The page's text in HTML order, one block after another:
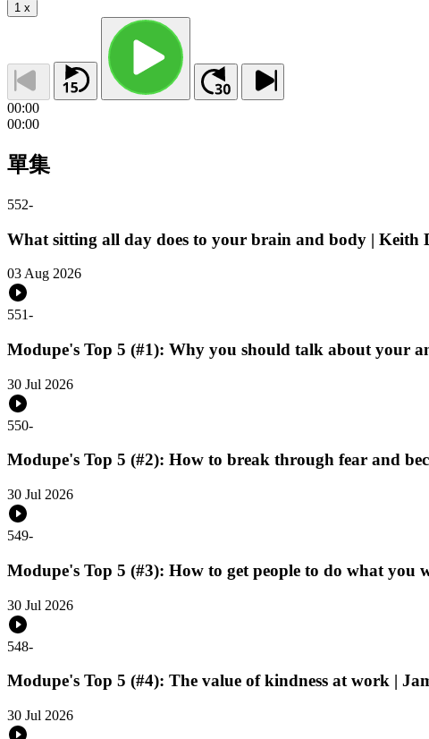
1 x
00:00
00:00
單集
552-
What sitting all day does to your brain and body | Keith
03 Aug 2026
551-
Modupe's Top 5 (#1): Why you should talk about your
30 Jul 2026
550-
Modupe's Top 5 (#2): How to break through fear and
30 Jul 2026
549-
Modupe's Top 5 (#3): How to get people to do what you
30 Jul 2026
548-
Modupe's Top 5 (#4): The value of kindness at work |
30 Jul 2026